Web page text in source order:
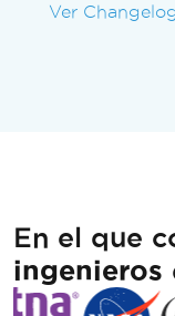
Ver Changelog
En el que
ingenieros